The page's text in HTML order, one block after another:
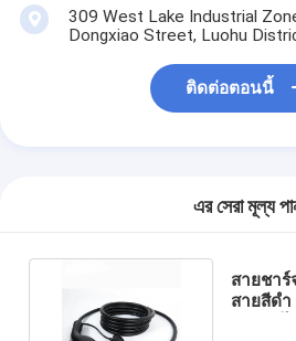
309 West Lake Industrial
Dongxiao Street, Luohu
ติดต่อตอนนี้
এর সেরা মূল্য
สายชาร์
สายสีดำ